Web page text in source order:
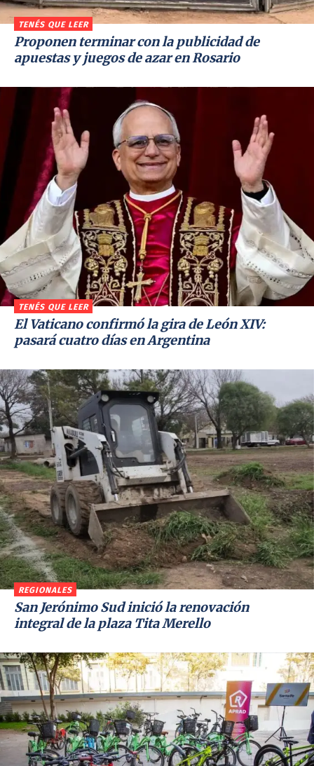
TENÉS QUE LEER
Proponen terminar con la publicidad de
apuestas y juegos de azar en Rosario
TENÉS QUE LEER
El Vaticano confirmó la gira de León XIV:
pasará cuatro días en Argentina
REGIONALES
San Jerónimo Sud inició la renovación
integral de la plaza Tita Merello